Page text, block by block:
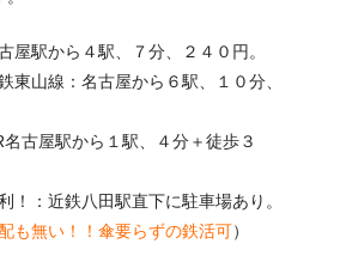
屋駅から４駅、７分、２４０円。
東山線：名古屋から６駅、１０分、
古屋駅から１駅、４分＋徒歩３
！：近鉄八田駅直下に駐車場あり。
も無い！！傘要らずの鉄活可）